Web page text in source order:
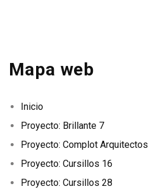
Mapa web
Inicio
Proyecto: Brillante 7
Proyecto: Complot Arquitectos
Proyecto: Cursillos 16
Proyecto: Cursillos 28